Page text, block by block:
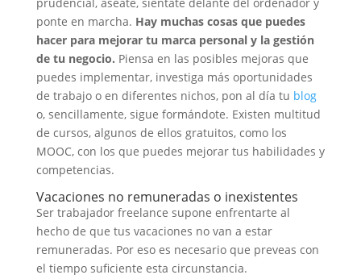
ponte en marcha. Hay muchas cosas que puedes
hacer para mejorar tu marca personal y la gestión
de tu negocio. Piensa en las posibles mejoras que
puedes implementar, investiga más oportunidades
de trabajo o en diferentes nichos, pon al día tu blog
o, sencillamente, sigue formándote. Existen multitud
de cursos, algunos de ellos gratuitos, como los
MOOC, con los que puedes mejorar tus habilidades y
competencias.
Vacaciones no remuneradas o inexistentes
Ser trabajador freelance supone enfrentarte al
hecho de que tus vacaciones no van a estar
remuneradas. Por eso es necesario que preveas con
el tiempo suficiente esta circunstancia.